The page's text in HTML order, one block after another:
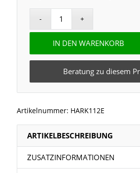
IN DEN WARENKORB
Beratung zu diesem
Artikelnummer: HARK112E
ARTIKELBESCHREIBUNG
ZUSATZINFORMATIONEN